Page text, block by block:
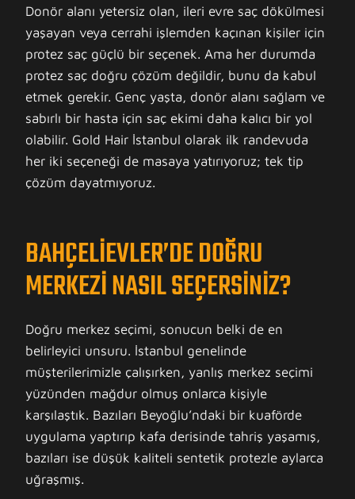
Donör alanı yetersiz olan, ileri evre saç dökülmesi
yaşayan veya cerrahi işlemden kaçınan kişiler için
protez saç güçlü bir seçenek. Ama her durumda
protez saç doğru çözüm değildir, bunu da kabul
etmek gerekir. Genç yaşta, donör alanı sağlam ve
sabırlı bir hasta için saç ekimi daha kalıcı bir yol
olabilir. Gold Hair İstanbul olarak ilk randevuda
her iki seçeneği de masaya yatırıyoruz; tek tip
çözüm dayatmıyoruz.
BAHÇELIEVLER’DE DOĞRU
MERKEZI NASIL SEÇERSINIZ?
Doğru merkez seçimi, sonucun belki de en
belirleyici unsuru. İstanbul genelinde
müşterilerimizle çalışırken, yanlış merkez seçimi
yüzünden mağdur olmuş onlarca kişiyle
karşılaştık. Bazıları Beyoğlu’ndaki bir kuaförde
uygulama yaptırıp kafa derisinde tahriş yaşamış,
bazıları ise düşük kaliteli sentetik protezle aylarca
uğraşmış.